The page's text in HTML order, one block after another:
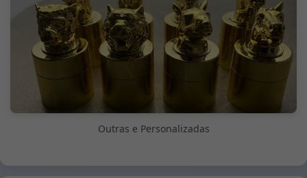
Outras e Personalizadas